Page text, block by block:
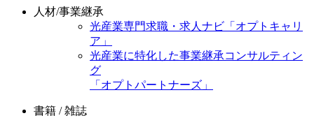
人材/事業継承
光産業専門求職・求人ナビ「オプトキャリ
ア」
光産業に特化した事業継承コンサルティン
グ
「オプトパートナーズ」
書籍 / 雑誌